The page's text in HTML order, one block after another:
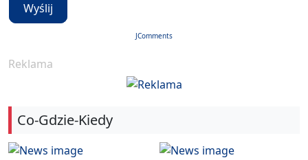
Wyślij
JComments
Reklama
Co-Gdzie-Kiedy